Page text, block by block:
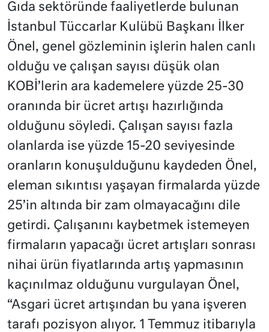
Gıda sektöründe faaliyetlerde bulunan
İstanbul Tüccarlar Kulübü Başkanı İlker
Önel, genel gözleminin işlerin halen canlı
olduğu ve çalışan sayısı düşük olan
KOBİ’lerin ara kademelere yüzde 25-30
oranında bir ücret artışı hazırlığında
olduğunu söyledi. Çalışan sayısı fazla
olanlarda ise yüzde 15-20 seviyesinde
oranların konuşulduğunu kaydeden Önel,
eleman sıkıntısı yaşayan firmalarda yüzde
25’in altında bir zam olmayacağını dile
getirdi. Çalışanını kaybetmek istemeyen
firmaların yapacağı ücret artışları sonrası
nihai ürün fiyatlarında artış yapmasının
kaçınılmaz olduğunu vurgulayan Önel,
“Asgari ücret artışından bu yana işveren
tarafı pozisyon alıyor. 1 Temmuz itibarıyla